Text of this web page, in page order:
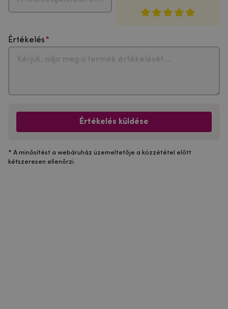
Értékelés
Értékelés küldése
* A minősítést a webáruház üzemeltetője a közzététel előtt
kétszeresen ellenőrzi.